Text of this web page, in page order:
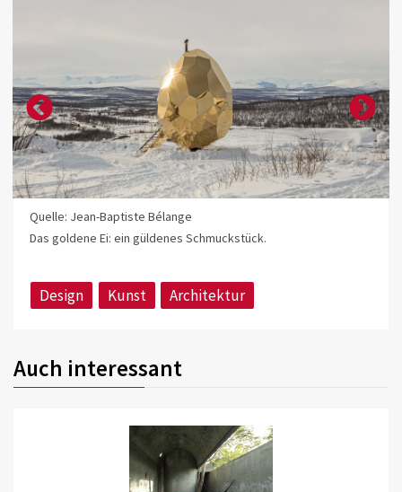
Quelle: Jean-Baptiste Bélange
Das goldene Ei: ein güldenes Schmuckstück.
Design Kunst Architektur
Auch interessant